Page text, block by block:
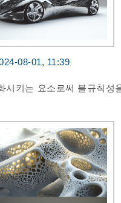
08-01, 11:39
시키는 요소로써 불규칙